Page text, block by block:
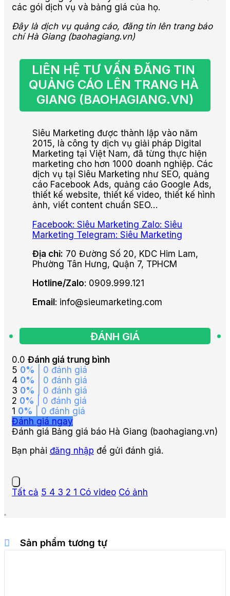
các gói dịch vụ và bảng giá của họ.
Đây là dịch vụ quảng cáo, đăng tin lên trang báo
chí Hà Giang (baohagiang.vn)
LIÊN HỆ TƯ VẤN ĐĂNG TIN
QUẢNG CÁO LÊN TRANG HÀ
GIANG (BAOHAGIANG.VN)
Siêu Marketing được thành lập vào năm
2015, là công ty dịch vụ giải pháp Digital
Marketing tại Việt Nam, đã từng thực hiện
marketing cho hơn 1000 doanh nghiệp. Các
dịch vụ tại Siêu Marketing như SEO, quảng
cáo Facebook Ads, quảng cáo Google Ads,
thiết kế website, thiết kế video, thiết kế hình
ảnh, viết content chuẩn SEO…
Facebook: Siêu Marketing Zalo: Siêu
Marketing Telegram: Siêu Marketing
Địa chỉ: 70 Đường Số 20, KDC Him Lam,
Phường Tân Hưng, Quận 7, TPHCM
Hotline/Zalo: 0909.999.121
Email : info@sieumarketing.com
ĐÁNH GIÁ
0.0 Đánh giá trung bình
5 0% | 0 đánh giá
4 0% | 0 đánh giá
3 0% | 0 đánh giá
2 0% | 0 đánh giá
1 0% | 0 đánh giá
Đánh giá ngay
Đánh giá Bảng giá báo Hà Giang (baohagiang.vn)
Bạn phải đăng nhập để gửi đánh giá.
Tất cả 5 4 3 2 1 Có video Có ảnh
Sản phẩm tương tự